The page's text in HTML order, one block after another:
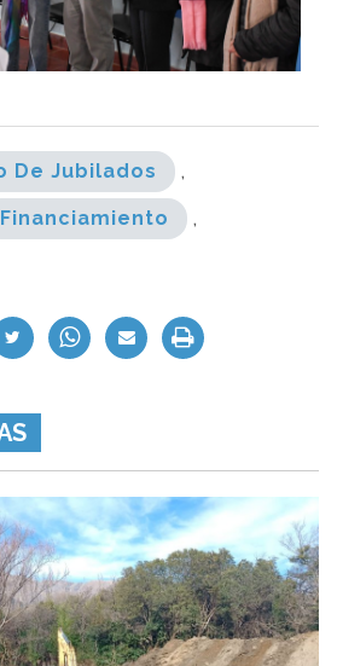
De Jubilados ,
Financiamiento ,